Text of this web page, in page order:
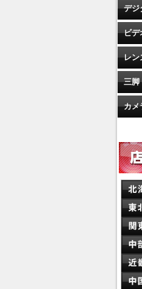
デジ
ビデ
レン
三脚
カメ